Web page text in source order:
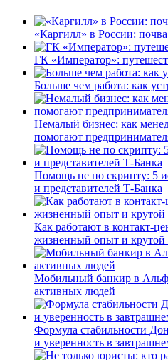
«Каргилл» в России: почва
ГК «Император»:
Больше чем работа: как
Немалый бизнес: как
помогают
Помощь не по скрипту: 5
и представителей Т-Банка
Как работают в контакт-
жизненный опыт и крутой
Мобильный банкир в
активных людей
Формула стабильности
и уверенность в